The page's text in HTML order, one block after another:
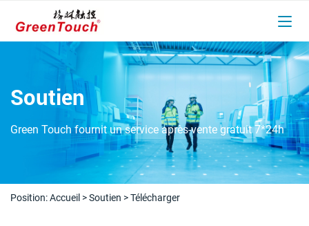
Soutien
Green Touch fournit un service après-vente gratuit 7*24h
Position:Accueil >Soutien >Télécharger